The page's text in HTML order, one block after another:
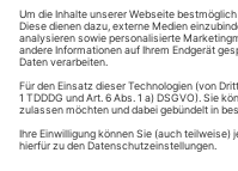
Nordmazedonien
Malta
Niederlande